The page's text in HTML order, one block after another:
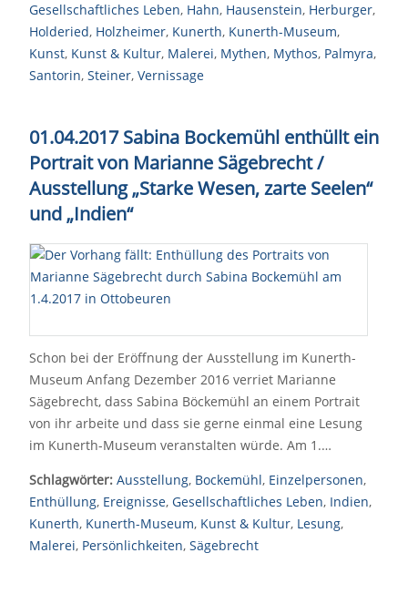
Gesellschaftliches Leben, Hahn, Hausenstein, Herburger,
Holderied, Holzheimer, Kunerth, Kunerth-Museum,
Kunst, Kunst & Kultur, Malerei, Mythen, Mythos, Palmyra,
Santorin, Steiner, Vernissage
01.04.2017 Sabina Bockemühl enthüllt ein
Portrait von Marianne Sägebrecht /
Ausstellung „Starke Wesen, zarte Seelen“
und „Indien“
Schon bei der Eröffnung der Ausstellung im Kunerth-
Museum Anfang Dezember 2016 verriet Marianne
Sägebrecht, dass Sabina Böckemühl an einem Portrait
von ihr arbeite und dass sie gerne einmal eine Lesung
im Kunerth-Museum veranstalten würde. Am 1.…
Schlagwörter: Ausstellung, Bockemühl, Einzelpersonen,
Enthüllung, Ereignisse, Gesellschaftliches Leben, Indien,
Kunerth, Kunerth-Museum, Kunst & Kultur, Lesung,
Malerei, Persönlichkeiten, Sägebrecht